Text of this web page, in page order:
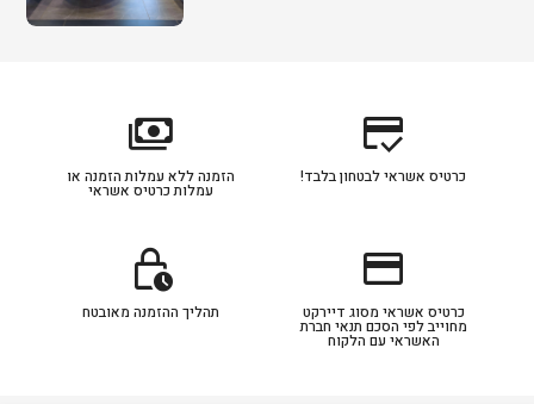
credit_score
כרטיס אשראי לבטחון בלבד!
payments
הזמנה ללא עמלות הזמנה או
עמלות כרטיס אשראי
credit_card
כרטיס אשראי מסוג דיירקט
מחוייב לפי הסכם תנאי חברת
האשראי עם הלקוח
lock_clock
תהליך ההזמנה מאובטח